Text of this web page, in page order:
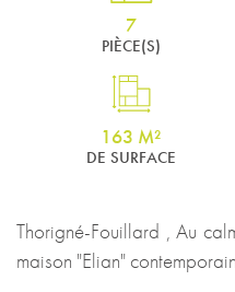
7
PIÈCE(S)
163 M²
DE SURFACE
Thorigné-Fouillard , Au
maison "Elian"